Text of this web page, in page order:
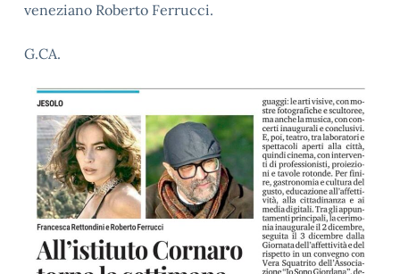
veneziano Roberto Ferrucci.
G.CA.